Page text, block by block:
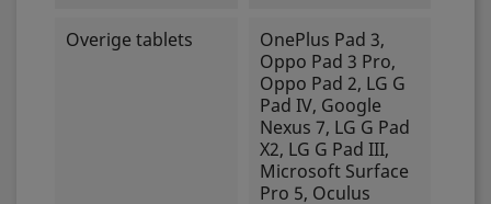
Overige tablets
OnePlus Pad 3,
Oppo Pad 3 Pro,
Oppo Pad 2, LG G
Pad IV, Google
Nexus 7, LG G Pad
X2, LG G Pad III,
Microsoft Surface
Pro 5, Oculus